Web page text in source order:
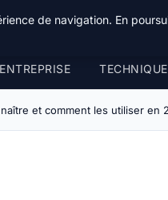
et comment les utiliser en
de navigation. En